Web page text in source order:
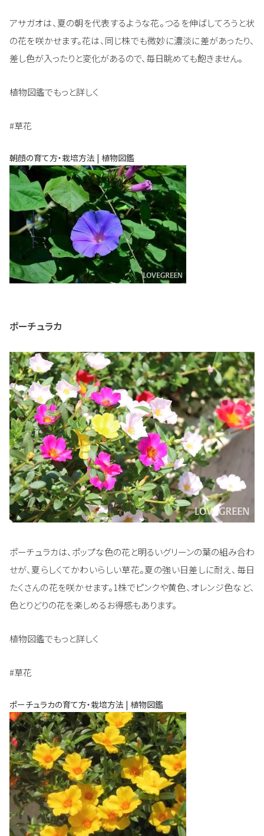
アサガオは、夏の朝を代表するような花。つるを伸ばしてろうと状
の花を咲かせます。花は、同じ株でも微妙に濃淡に差があったり、
差し色が入ったりと変化があるので、毎日眺めても飽きません。
植物図鑑でもっと詳しく
#草花
朝顔の育て方・栽培方法 | 植物図鑑
ポーチュラカ
ポーチュラカは、ポップな色の花と明るいグリーンの葉の組み合わ
せが、夏らしくてかわいらしい草花。夏の強い日差しに耐え、毎日
たくさんの花を咲かせます。1株でピンクや黄色、オレンジ色など、
色とりどりの花を楽しめるお得感もあります。
植物図鑑でもっと詳しく
#草花
ポーチュラカの育て方・栽培方法 | 植物図鑑